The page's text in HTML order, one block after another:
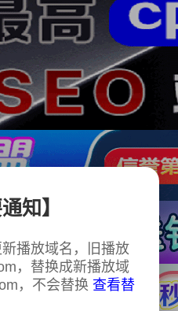
知】
播放域名，旧播放
，替换成新播放域
，不会替换 查看替